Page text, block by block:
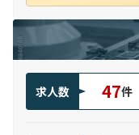
求人数 47件